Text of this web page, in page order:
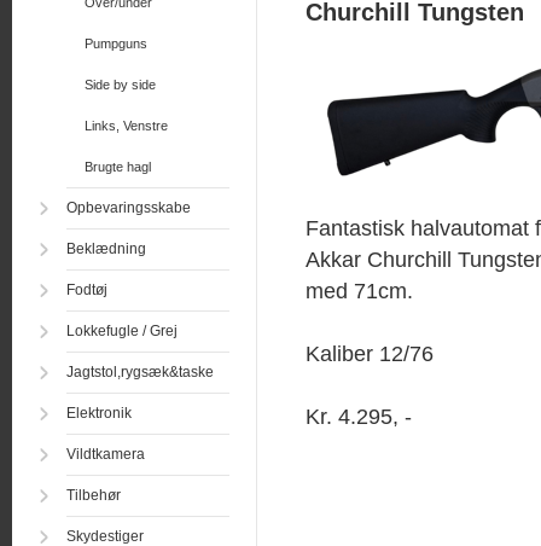
Pumpguns
Side by side
Links, Venstre
Brugte hagl
Opbevaringsskabe
Beklædning
Fodtøj
Lokkefugle / Grej
Jagtstol,rygsæk&taske
Elektronik
Vildtkamera
Tilbehør
Skydestiger
Churchill Tungsten
Fantastisk halvautomat
Akkar Churchill
med 71cm.
Kaliber 12/76
Kr. 4.295, -